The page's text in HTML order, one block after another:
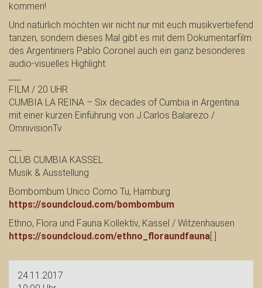
kommen!
Und natürlich möchten wir nicht nur mit euch musikvertiefend
tanzen, sondern dieses Mal gibt es mit dem Dokumentarfilm
des Argentiniers Pablo Coronel auch ein ganz besonderes
audio-visuelles Highlight:
FILM / 20 UHR
CUMBIA LA REINA – Six decades of Cumbia in Argentina
mit einer kurzen Einführung von J.Carlos Balarezo /
OmnivisionTv
CLUB CUMBIA KASSEL
Musik & Ausstellung
Bombombum Unico Como Tu, Hamburg
https://soundcloud.com/bombombum
Ethno, Flora und Fauna Kollektiv, Kassel / Witzenhausen
https://soundcloud.com/ethno_floraundfauna[:]
24.11.2017